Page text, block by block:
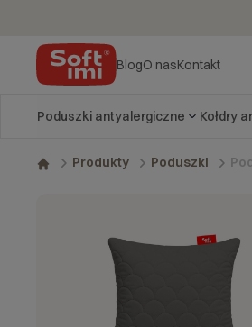
BlogO nasKontakt
Poduszki antyalergiczne Kołdry
Produkty Poduszki